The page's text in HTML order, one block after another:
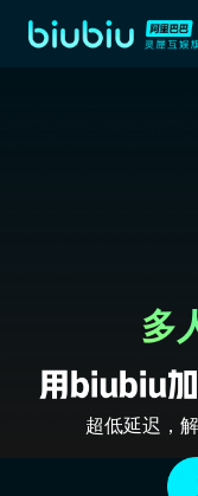
多
超低延迟，